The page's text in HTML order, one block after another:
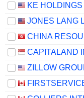
KE HOLDINGS
ZILLOW